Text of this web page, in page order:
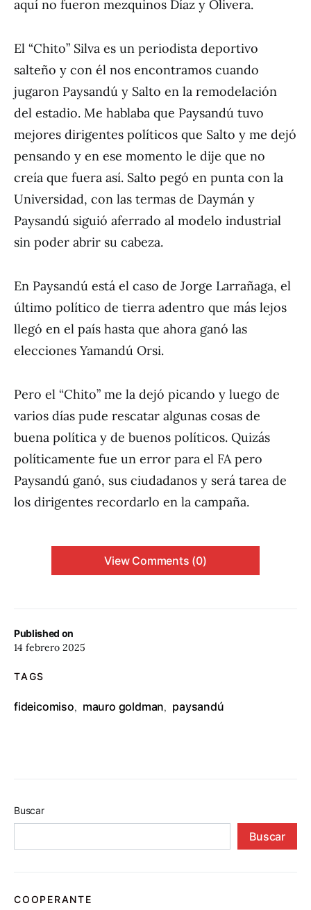
Published on
14 febrero 2025
TAGS
fideicomiso, mauro goldman, paysandú
aquí no fueron mezquinos Díaz y Olivera.
El “Chito” Silva es un periodista deportivo
salteño y con él nos encontramos cuando
jugaron Paysandú y Salto en la remodelación
del estadio. Me hablaba que Paysandú tuvo
mejores dirigentes políticos que Salto y me dejó
pensando y en ese momento le dije que no
creía que fuera así. Salto pegó en punta con la
Universidad, con las termas de Daymán y
Paysandú siguió aferrado al modelo industrial
sin poder abrir su cabeza.
En Paysandú está el caso de Jorge Larrañaga, el
último político de tierra adentro que más lejos
llegó en el país hasta que ahora ganó las
elecciones Yamandú Orsi.
Pero el “Chito” me la dejó picando y luego de
varios días pude rescatar algunas cosas de
buena política y de buenos políticos. Quizás
políticamente fue un error para el FA pero
Paysandú ganó, sus ciudadanos y será tarea de
los dirigentes recordarlo en la campaña.
View Comments (0)
Buscar
Buscar
COOPERANTE